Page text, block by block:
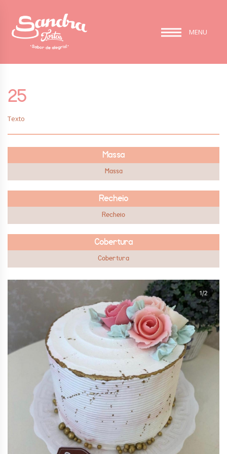
MENU
25
Texto
Massa
Massa
Recheio
Recheio
Cobertura
Cobertura